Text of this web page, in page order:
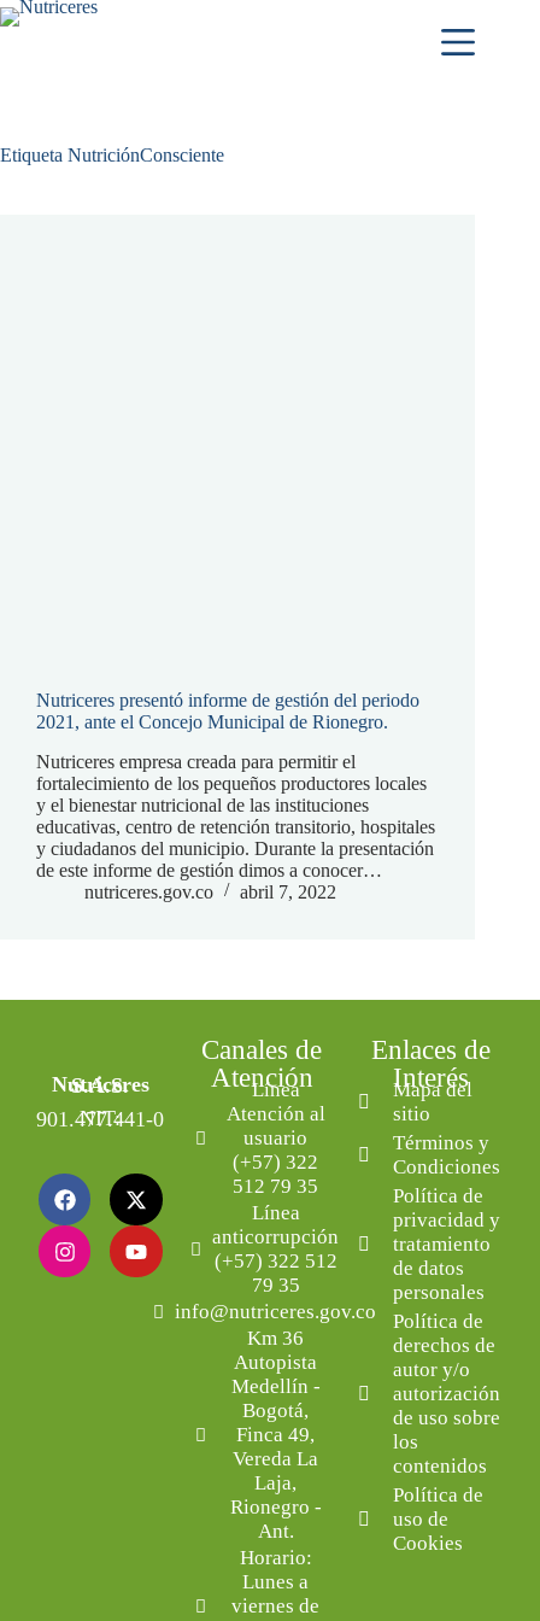
Etiqueta NutriciónConsciente
Nutriceres presentó informe de gestión del periodo
2021, ante el Concejo Municipal de Rionegro.
Nutriceres empresa creada para permitir el
fortalecimiento de los pequeños productores locales
y el bienestar nutricional de las instituciones
educativas, centro de retención transitorio, hospitales
y ciudadanos del municipio. Durante la presentación
de este informe de gestión dimos a conocer…
nutriceres.gov.co
abril 7, 2022
Nutriceres S.A.S.
NIT: 901.477.441-0
Canales de
Atención
Línea
Atención al
usuario
(+57) 322
512 79 35
Línea
anticorrupción
(+57) 322 512
79 35
info@nutriceres.gov.co
Km 36
Autopista
Medellín -
Bogotá,
Finca 49,
Vereda La
Laja,
Rionegro -
Ant.
Horario:
Lunes a
viernes de
Enlaces de
Interés
Mapa del
sitio
Términos y
Condiciones
Política de
privacidad y
tratamiento
de datos
personales
Política de
derechos de
autor y/o
autorización
de uso sobre
los
contenidos
Política de
uso de
Cookies